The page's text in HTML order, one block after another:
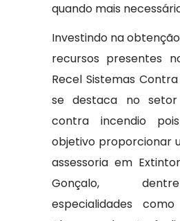
quando mais
Investindo na
recursos presentes
Recel Sistemas
se destaca no setor
contra incendio
objetivo proporcionar
assessoria em
Gonçalo,
especialidades